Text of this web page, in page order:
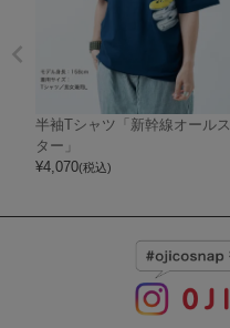
半袖Tシャツ「新幹線オールス
ター」
¥4,070(税込)